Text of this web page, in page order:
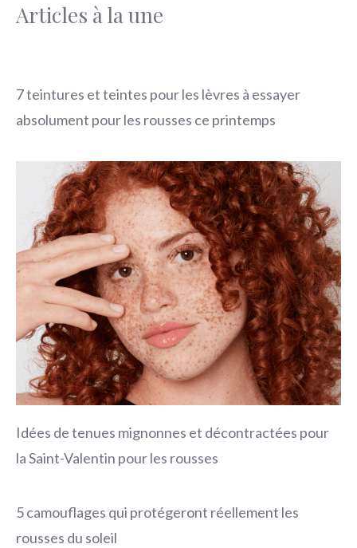
Articles à la une
7 teintures et teintes pour les lèvres à essayer
absolument pour les rousses ce printemps
Idées de tenues mignonnes et décontractées pour
la Saint-Valentin pour les rousses
5 camouflages qui protégeront réellement les
rousses du soleil